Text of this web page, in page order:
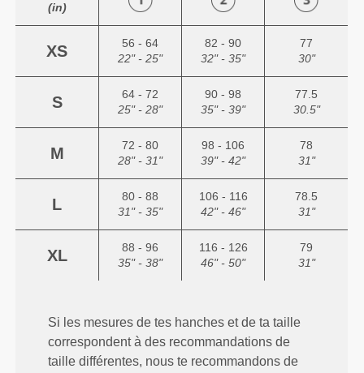
(in)
XS
56 - 64
22" - 25"
82 - 90
32" - 35"
77
30"
S
64 - 72
25" - 28"
90 - 98
35" - 39"
77.5
30.5"
M
72 - 80
28" - 31"
98 - 106
39" - 42"
78
31"
L
80 - 88
31" - 35"
106 - 116
42" - 46"
78.5
31"
XL
88 - 96
35" - 38"
116 - 126
46" - 50"
79
31"
Si les mesures de tes hanches et de ta taille
correspondent à des recommandations de
taille différentes, nous te recommandons de